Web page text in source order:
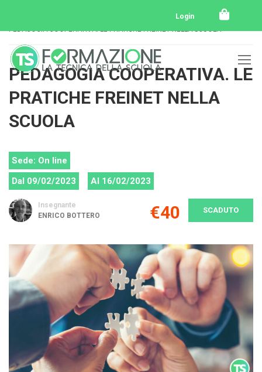
Login
PEDAGOGIA COOPERATIVA. LE PRATICHE FREINET NELLA SCUOLA
PEDAGOGIA COOPERATIVA. LE
PRATICHE FREINET NELLA
SCUOLA
Sede: On line
Dal 09/02/2023
Al 16/02/2023
Insegnante
ENRICO BOTTERO
€40 SCADUTO